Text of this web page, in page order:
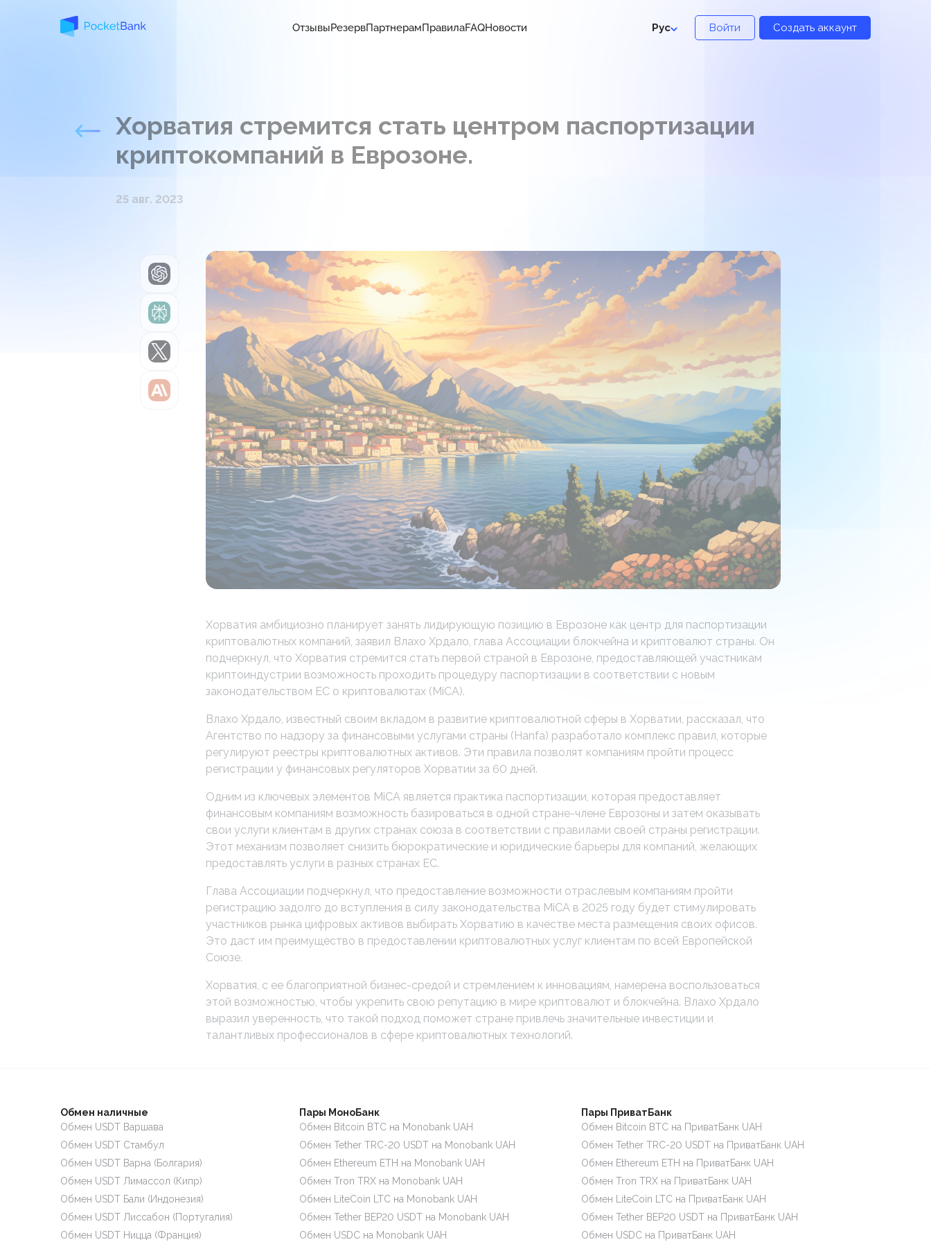
ОтзывыРезервПартнерамПравилаFAQНовости Рус Войти Создать аккаунт
Хорватия стремится стать центром паспортизации
криптокомпаний в Еврозоне.
25 авг. 2023
ChatGPT
Perplexity
Grok
Claude
Хорватия амбициозно планирует занять лидирующую позицию в Еврозоне как центр для паспортизации
криптовалютных компаний, заявил Влахо Хрдало, глава Ассоциации блокчейна и криптовалют страны. Он
подчеркнул, что Хорватия стремится стать первой страной в Еврозоне, предоставляющей участникам
криптоиндустрии возможность проходить процедуру паспортизации в соответствии с новым
законодательством ЕС о криптовалютах (MiCA).
Влахо Хрдало, известный своим вкладом в развитие криптовалютной сферы в Хорватии, рассказал, что
Агентство по надзору за финансовыми услугами страны (Hanfa) разработало комплекс правил, которые
регулируют реестры криптовалютных активов. Эти правила позволят компаниям пройти процесс
регистрации у финансовых регуляторов Хорватии за 60 дней.
Одним из ключевых элементов MiCA является практика паспортизации, которая предоставляет
финансовым компаниям возможность базироваться в одной стране-члене Еврозоны и затем оказывать
свои услуги клиентам в других странах союза в соответствии с правилами своей страны регистрации.
Этот механизм позволяет снизить бюрократические и юридические барьеры для компаний, желающих
предоставлять услуги в разных странах ЕС.
Глава Ассоциации подчеркнул, что предоставление возможности отраслевым компаниям пройти
регистрацию задолго до вступления в силу законодательства MiCA в 2025 году будет стимулировать
участников рынка цифровых активов выбирать Хорватию в качестве места размещения своих офисов.
Это даст им преимущество в предоставлении криптовалютных услуг клиентам по всей Европейской
Союзе.
Хорватия, с ее благоприятной бизнес-средой и стремлением к инновациям, намерена воспользоваться
этой возможностью, чтобы укрепить свою репутацию в мире криптовалют и блокчейна. Влахо Хрдало
выразил уверенность, что такой подход поможет стране привлечь значительные инвестиции и
талантливых профессионалов в сфере криптовалютных технологий.
Обмен наличные
Обмен USDT Варшава
Обмен USDT Стамбул
Обмен USDT Варна (Болгария)
Обмен USDT Лимассол (Кипр)
Обмен USDT Бали (Индонезия)
Обмен USDT Лиссабон (Португалия)
Обмен USDT Ницца (Франция)
Пары МоноБанк
Обмен Bitcoin BTC на Monobank UAH
Обмен Tether TRC-20 USDT на Monobank UAH
Обмен Ethereum ETH на Monobank UAH
Обмен Tron TRX на Monobank UAH
Обмен LiteCoin LTC на Monobank UAH
Обмен Tether BEP20 USDT на Monobank UAH
Обмен USDC на Monobank UAH
Пары ПриватБанк
Обмен Bitcoin BTC на ПриватБанк UAH
Обмен Tether TRC-20 USDT на ПриватБанк UAH
Обмен Ethereum ETH на ПриватБанк UAH
Обмен Tron TRX на ПриватБанк UAH
Обмен LiteCoin LTC на ПриватБанк UAH
Обмен Tether BEP20 USDT на ПриватБанк UAH
Обмен USDC на ПриватБанк UAH